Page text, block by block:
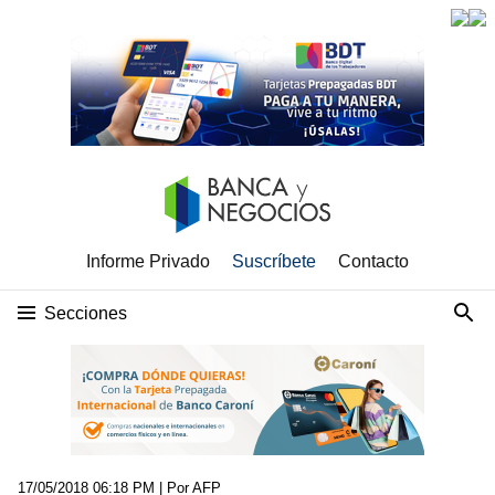
Informe Privado Suscríbete Contacto
Secciones
17/05/2018 06:18 PM | Por AFP